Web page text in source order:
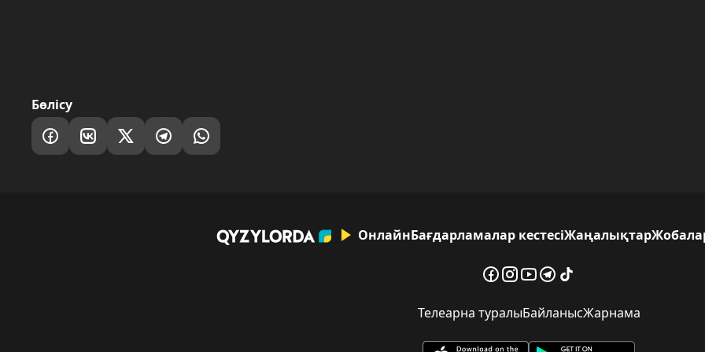
Бөлісу
ОнлайнБағдарламалар кестесіЖаңалықтар
Телеарна туралыБайланысЖарнама